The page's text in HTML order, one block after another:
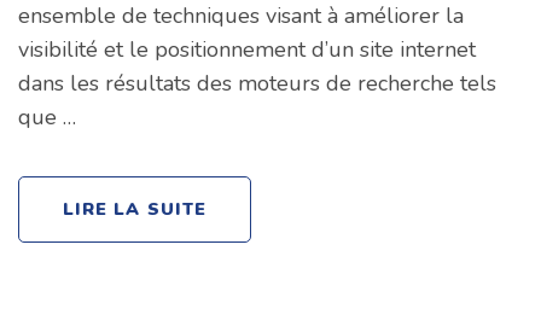
ensemble de techniques visant à améliorer la
visibilité et le positionnement d’un site internet
dans les résultats des moteurs de recherche tels
que …
LIRE LA SUITE